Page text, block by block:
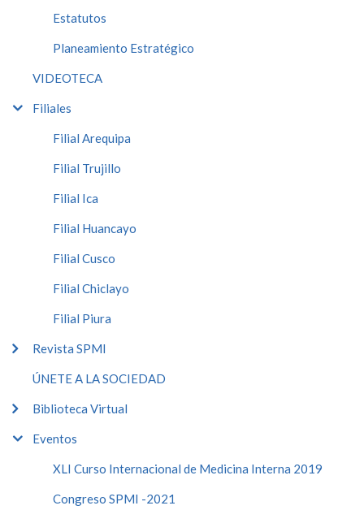
Estatutos
Planeamiento Estratégico
VIDEOTECA
Filiales
Filial Arequipa
Filial Trujillo
Filial Ica
Filial Huancayo
Filial Cusco
Filial Chiclayo
Filial Piura
Revista SPMI
ÚNETE A LA SOCIEDAD
Biblioteca Virtual
Eventos
XLI Curso Internacional de Medicina Interna 2019
Congreso SPMI -2021